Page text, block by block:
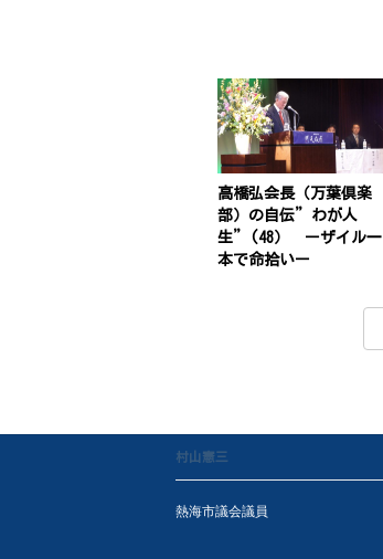
高橋弘会長（万葉倶楽
部）の自伝”わが人
生”(48） ーザイル一
本で命拾いー
村山憲三
熱海市議会議員